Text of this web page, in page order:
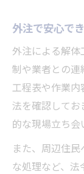
外注で安心で
外注による解
制や業者との連
工程表や作業
法を確認して
的な現場立ち会
また、周辺住
な処理など、